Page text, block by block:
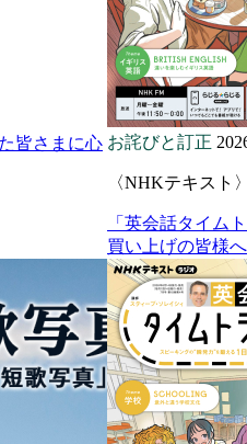
皆さまに心 お詫びと訂正
〈NHKテキスト〉
「英会話タイム
買い上げの皆様へ